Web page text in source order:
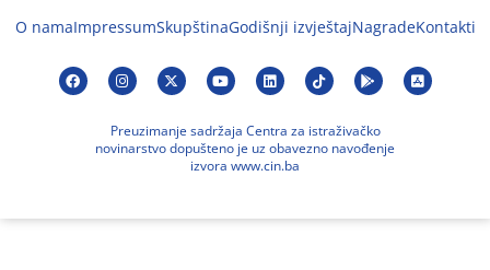
O namaImpressumSkupštinaGodišnji izvještajNagradeKontakti
Preuzimanje sadržaja Centra za istraživačko
novinarstvo dopušteno je uz obavezno navođenje
izvora www.cin.ba